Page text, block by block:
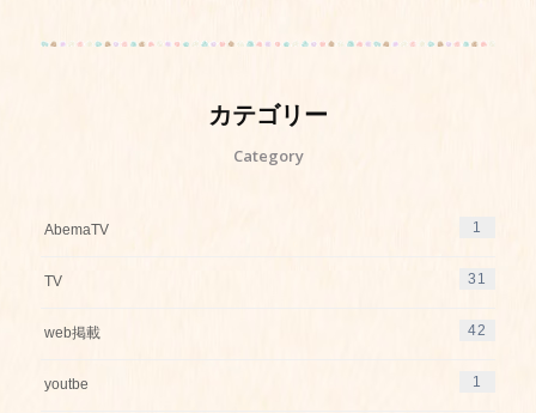
カテゴリー
Category
AbemaTV 1
TV 31
web掲載 42
youtbe 1